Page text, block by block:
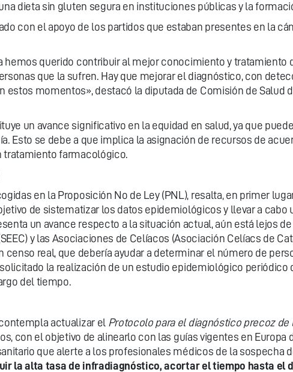
dieta sin gluten segura en instituciones públicas y la
con el apoyo de los partidos que estaban presentes en la
hemos querido contribuir al mejor conocimiento y
que la sufren. Hay que mejorar el diagnóstico, con
estos momentos», destacó la diputada de Comisión de Salud
un avance significativo en la equidad en salud, ya que
Esto se debe a que implica la asignación de recursos de
tratamiento farmacológico.
en la Proposición No de Ley (PNL), resalta, en primer
de sistematizar los datos epidemiológicos y llevar a
un avance respecto a la situación actual, aún está lejos
y las Asociaciones de Celíacos (Asociación Celíacs de
censo real, que debería ayudar a determinar el número de
solicitado la realización de un estudio epidemiológico
del tiempo.
actualizar el Protocolo para el diagnóstico precoz
con el objetivo de alinearlo con las guías vigentes en
que alerte a los profesionales médicos de la sospecha
la alta tasa de infradiagnóstico, acortar el tiempo hasta el